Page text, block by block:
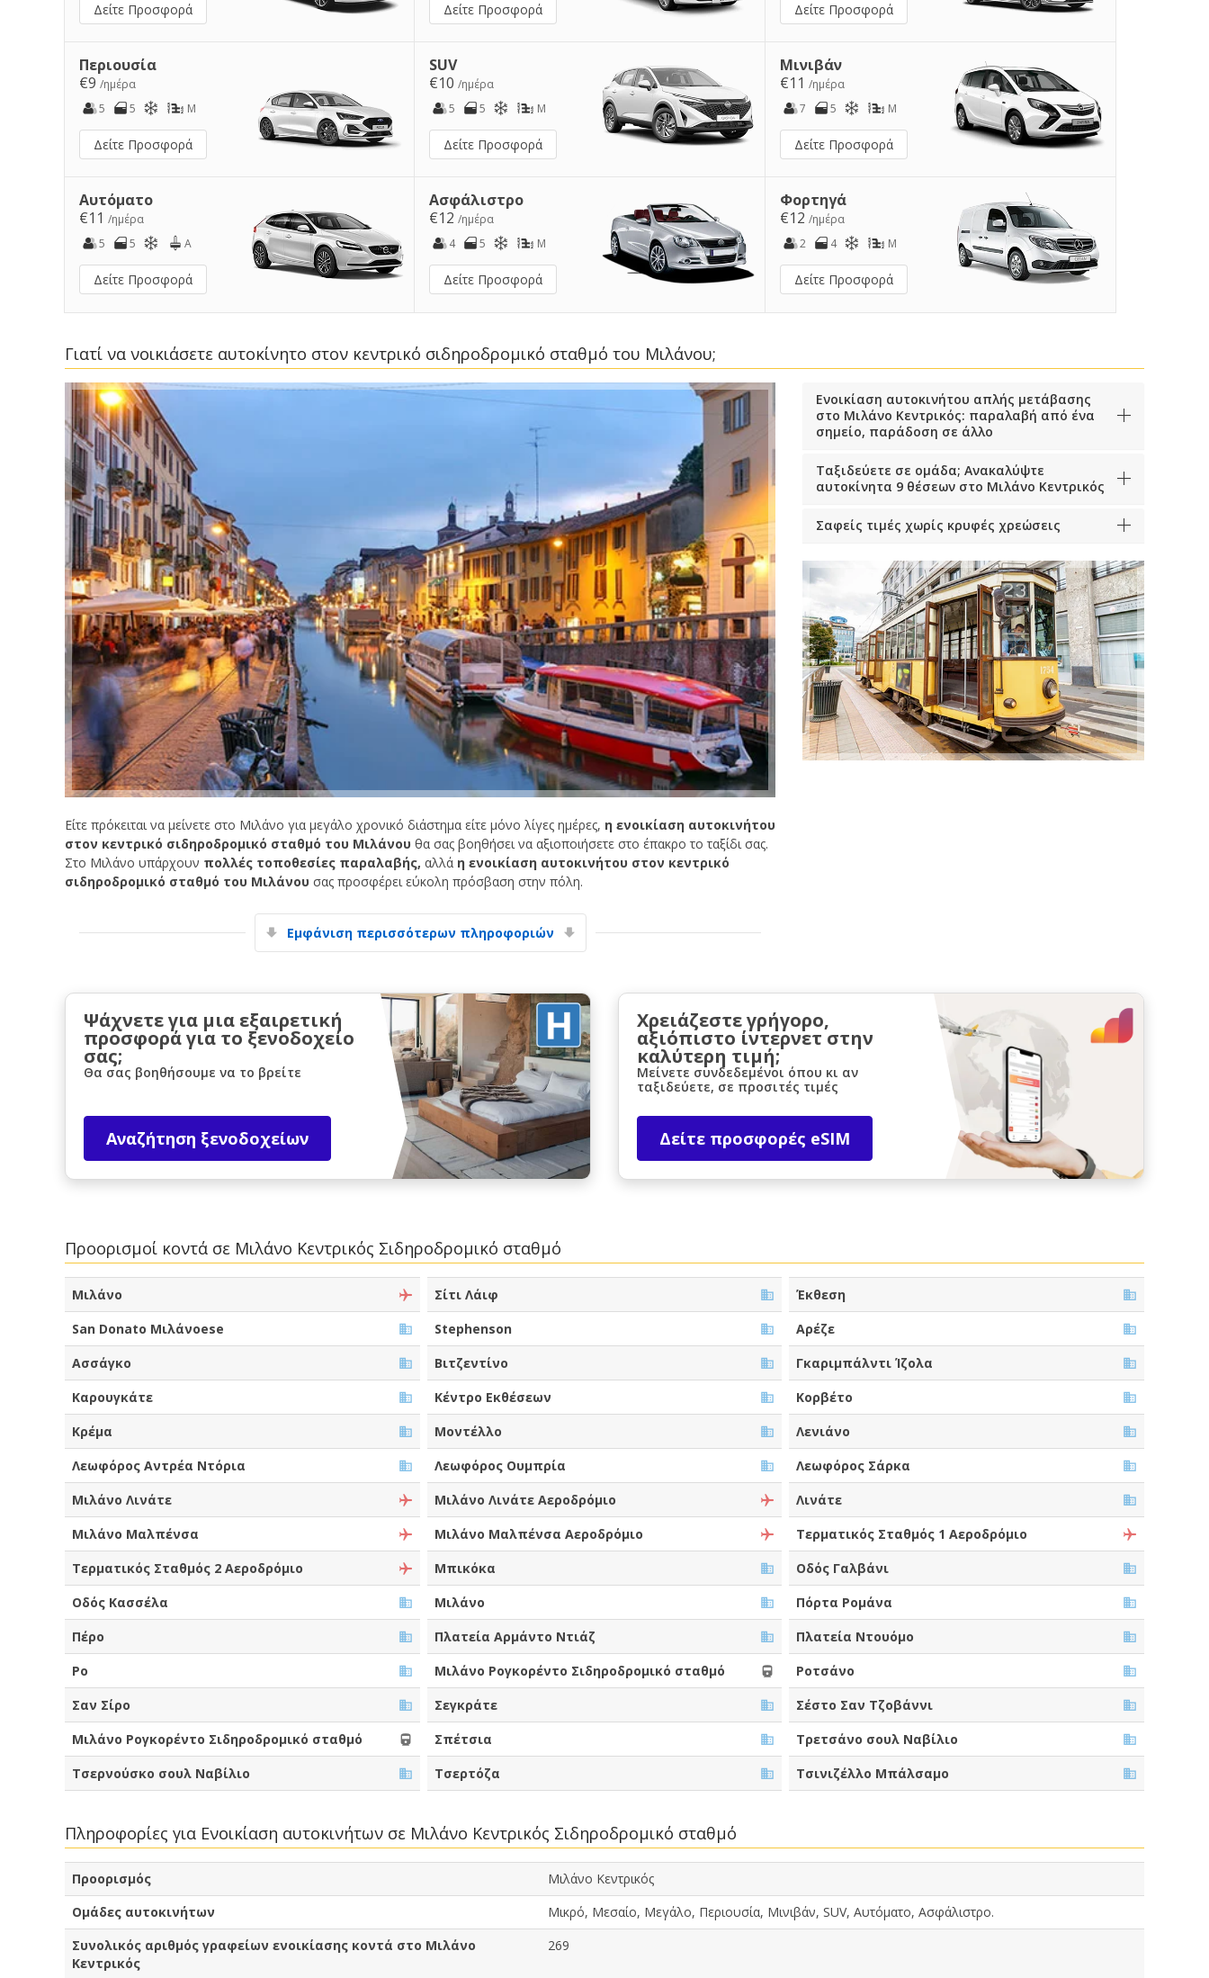
Μεγάλες εξοικονομήσεις
Αποκτήστε πρόσβαση σε αποκλειστικές
Σύνδεση με eLink
Δείτε Προσφορά Δείτε Προσφορά Δείτε Προσφορά
Περιουσία
€9 /ημέρα
5
5 M
Δείτε Προσφορά
SUV
€10/ημέρα
5
5 M
Δείτε Προσφορά
Μινιβάν
€11 /ημέρα
7
5 M
Δείτε Προσφορά
Αυτόματο
€11 /ημέρα
5
5 A
Δείτε Προσφορά
Ασφάλιστρο
€12/ημέρα
4
5 M
Δείτε Προσφορά
Φορτηγά
€12 /ημέρα
2
4 M
Δείτε Προσφορά
Γιατί να νοικιάσετε αυτοκίνητο στον κεντρικό σιδηροδρομικό σταθμό του Μιλάνου;
Είτε πρόκειται να μείνετε στο Μιλάνο για μεγάλο χρονικό διάστημα είτε μόνο λίγες ημέρες, η ενοικίαση αυτοκινήτου
στον κεντρικό σιδηροδρομικό σταθμό του Μιλάνου θα σας βοηθήσει να αξιοποιήσετε στο έπακρο το ταξίδι σας.
Στο Μιλάνο υπάρχουν πολλές τοποθεσίες παραλαβής, αλλά η ενοικίαση αυτοκινήτου στον κεντρικό
σιδηροδρομικό σταθμό του Μιλάνου σας προσφέρει εύκολη πρόσβαση στην πόλη.
Εμφάνιση περισσότερων πληροφοριών
Ενοικίαση αυτοκινήτου απλής μετάβασης
στο Μιλάνο Κεντρικός: παραλαβή από ένα
σημείο, παράδοση σε άλλο
Ταξιδεύετε σε ομάδα; Ανακαλύψτε
αυτοκίνητα 9 θέσεων στο Μιλάνο Κεντρικός
Σαφείς τιμές χωρίς κρυφές χρεώσεις
Ψάχνετε για μια εξαιρετική
προσφορά για το ξενοδοχείο
σας;
Θα σας βοηθήσουμε να το βρείτε
Αναζήτηση ξενοδοχείων
Χρειάζεστε γρήγορο,
αξιόπιστο ίντερνετ στην
καλύτερη τιμή;
Μείνετε συνδεδεμένοι όπου κι αν
ταξιδεύετε, σε προσιτές τιμές
Δείτε προσφορές eSIM
Προορισμοί κοντά σε Μιλάνο Κεντρικός Σιδηροδρομικό σταθμό
Μιλάνο Σίτι Λάιφ
Έκθεση
San Donato Μιλάνοese
Stephenson
Αρέζε
Ασσάγκο
Βιτζεντίνο
Γκαριμπάλντι Ίζολα
Καρουγκάτε
Κέντρο Εκθέσεων
Κορβέτο
Κρέμα
Μοντέλλο
Λενιάνο
Λεωφόρος Αντρέα Ντόρια
Λεωφόρος Ουμπρία
Λεωφόρος Σάρκα
Μιλάνο Λινάτε
Μιλάνο Λινάτε Αεροδρόμιο
Λινάτε
Μιλάνο Μαλπένσα
Μιλάνο Μαλπένσα Αεροδρόμιο
Τερματικός Σταθμός 1 Αεροδρόμιο
Τερματικός Σταθμός 2 Αεροδρόμιο
Μπικόκα
Οδός Γαλβάνι
Οδός Κασσέλα
Μιλάνο
Πόρτα Ρομάνα
Πέρο
Πλατεία Αρμάντο Ντιάζ
Πλατεία Ντουόμο
Ρο
Μιλάνο Ρογκορέντο Σιδηροδρομικό σταθμό
Ροτσάνο
Σαν Σίρο
Σεγκράτε
Σέστο Σαν Τζοβάννι
Μιλάνο Ρογκορέντο Σιδηροδρομικό σταθμό
Σπέτσια
Τρετσάνο σουλ Ναβίλιο
Τσερνούσκο σουλ Ναβίλιο
Τσερτόζα Τσινιζέλλο Μπάλσαμο
Πληροφορίες για Ενοικίαση αυτοκινήτων σε Μιλάνο Κεντρικός Σιδηροδρομικό σταθμό
Προορισμός
Μιλάνο Κεντρικός
Ομάδες αυτοκινήτων
Μικρό, Μεσαίο, Μεγάλο, Περιουσία, Μινιβάν, SUV, Αυτόματο, Ασφάλιστρο.
Συνολικός αριθμός γραφείων ενοικίασης κοντά στο Μιλάνο
Κεντρικός
269